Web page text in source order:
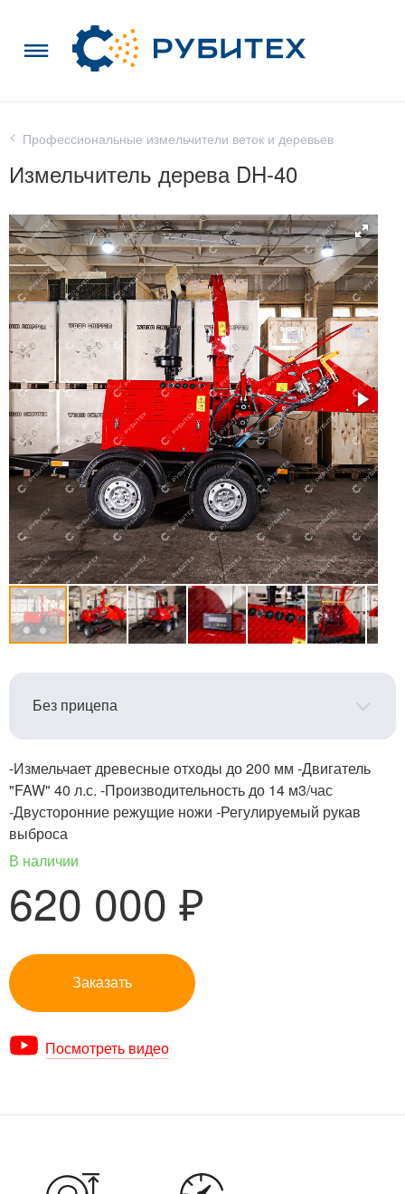
Профессиональные измельчители веток и деревьев
Измельчитель дерева DH-40
-Измельчает древесные отходы до 200 мм -Двигатель
"FAW" 40 л.с. -Производительность до 14 м3/час
-Двусторонние режущие ножи -Регулируемый рукав
выброса
В наличии
620 000 ₽
Заказать
Посмотреть видео